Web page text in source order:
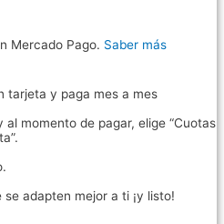
Mercado Pago. Saber más
tarjeta y paga mes a mes
momento de pagar, elige “Cuotas
adapten mejor a ti ¡y listo!